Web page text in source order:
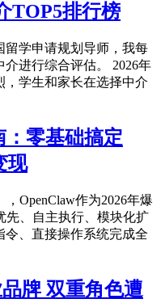
TOP5排行榜
留学申请规划导师，我每
进行综合评估。 2026年
，学生和家长在选择中介
：零基础搞定
现
OpenClaw作为2026年爆
先、自主执行、模块化扩
令、直接操作系统完成全
牌 双重角色遭